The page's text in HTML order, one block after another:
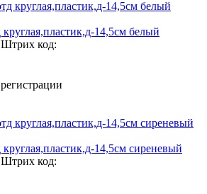
14,5см белый
Штрих код:
14,5см сиреневый
Штрих код: